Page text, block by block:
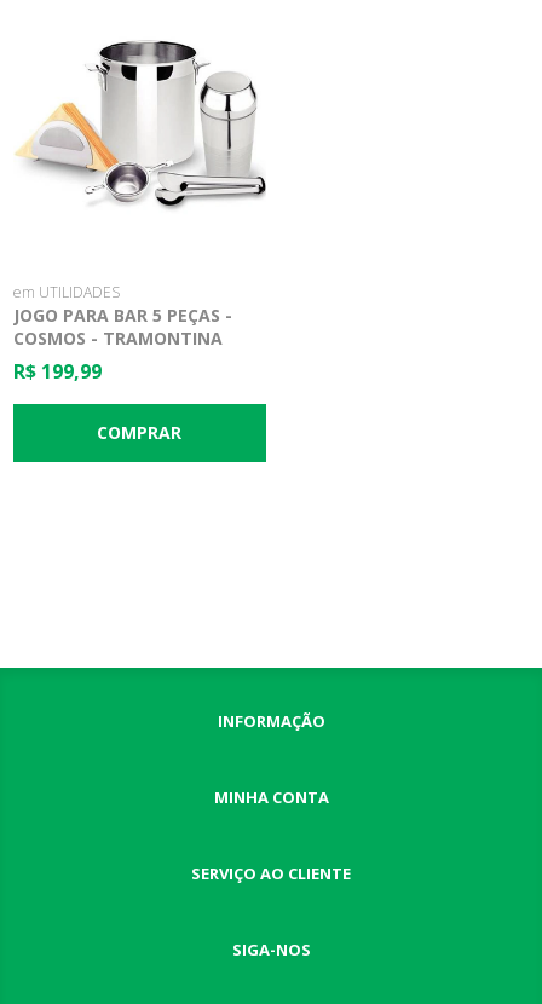
em UTILIDADES
JOGO PARA BAR 5 PEÇAS -
COSMOS - TRAMONTINA
R$ 199,99
INFORMAÇÃO
MINHA CONTA
SERVIÇO AO CLIENTE
SIGA-NOS